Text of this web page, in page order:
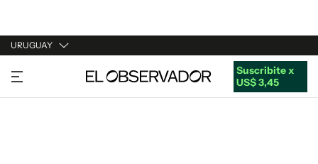
URUGUAY
URUGUAY
ARGENTINA
Suscribite x
US$ 3,45